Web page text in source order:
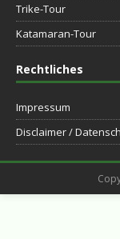
Trike-Tour
Katamaran-Tour
Rechtliches
Impressum
Disclaimer /